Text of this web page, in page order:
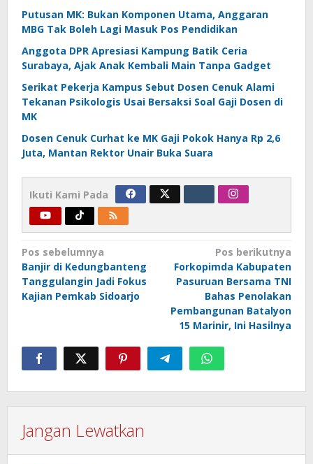
Putusan MK: Bukan Komponen Utama, Anggaran
MBG Tak Boleh Lagi Masuk Pos Pendidikan
Anggota DPR Apresiasi Kampung Batik Ceria
Surabaya, Ajak Anak Kembali Main Tanpa Gadget
Serikat Pekerja Kampus Sebut Dosen Cenuk Alami
Tekanan Psikologis Usai Bersaksi Soal Gaji Dosen di
MK
Dosen Cenuk Curhat ke MK Gaji Pokok Hanya Rp 2,6
Juta, Mantan Rektor Unair Buka Suara
Ikuti Kami Pada
Navigasi
pos
Pos sebelumnya
Banjir di Kedungbanteng
Tanggulangin Jadi Fokus
Kajian Pemkab Sidoarjo
Pos berikutnya
Forkopimda Kabupaten
Pasuruan Bersama TNI
Bahas Penolakan
Pembangunan Batalyon
15 Marinir, Ini Hasilnya
Jangan Lewatkan